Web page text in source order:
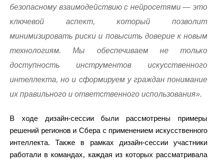
безопасному взаимодействию с нейросетями — это
ключевой аспект, который позволит
минимизировать риски и повысить доверие к новым
технологиям. Мы обеспечиваем не только
доступность инструментов искусственного
интеллекта, но и сформируем у граждан понимание
их правильного и ответственного использования».
В ходе дизайн-сессии были рассмотрены примеры
решений регионов и Сбера с применением искусственного
интеллекта. Также в рамках дизайн-сессии участники
работали в командах, каждая из которых рассматривала